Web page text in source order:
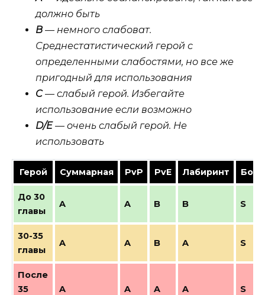
должно быть
B — немного слабоват.
Среднестатистический герой с
определенными слабостями, но все же
пригодный для использования
C— слабый герой. Избегайте
использование если возможно
D/E— очень слабый герой. Не
использовать
Герой Суммарная PvP PvE Лабиринт
До 30
главы
A A B B S
30-35
главы
A A B A S
После
35
A A A A S